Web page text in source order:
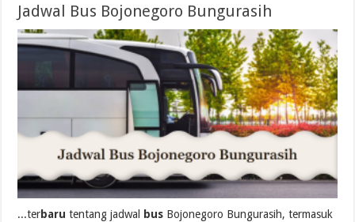
Jadwal Bus Bojonegoro Bungurasih
...terbaru tentang jadwal bus Bojonegoro Bungurasih, termasuk